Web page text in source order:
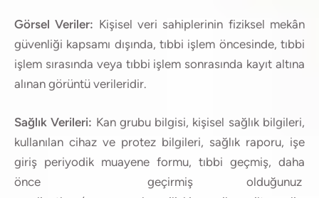
Görsel Veriler: Kişisel veri sahiplerinin fiziksel mekân
güvenliği kapsamı dışında, tıbbi işlem öncesinde, tıbbi
işlem sırasında veya tıbbi işlem sonrasında kayıt altına
alınan görüntü verileridir.
Sağlık Verileri: Kan grubu bilgisi, kişisel sağlık bilgileri,
kullanılan cihaz ve protez bilgileri, sağlık raporu, işe
giriş periyodik muayene formu, tıbbi geçmiş, daha
önce geçirmiş olduğunuz